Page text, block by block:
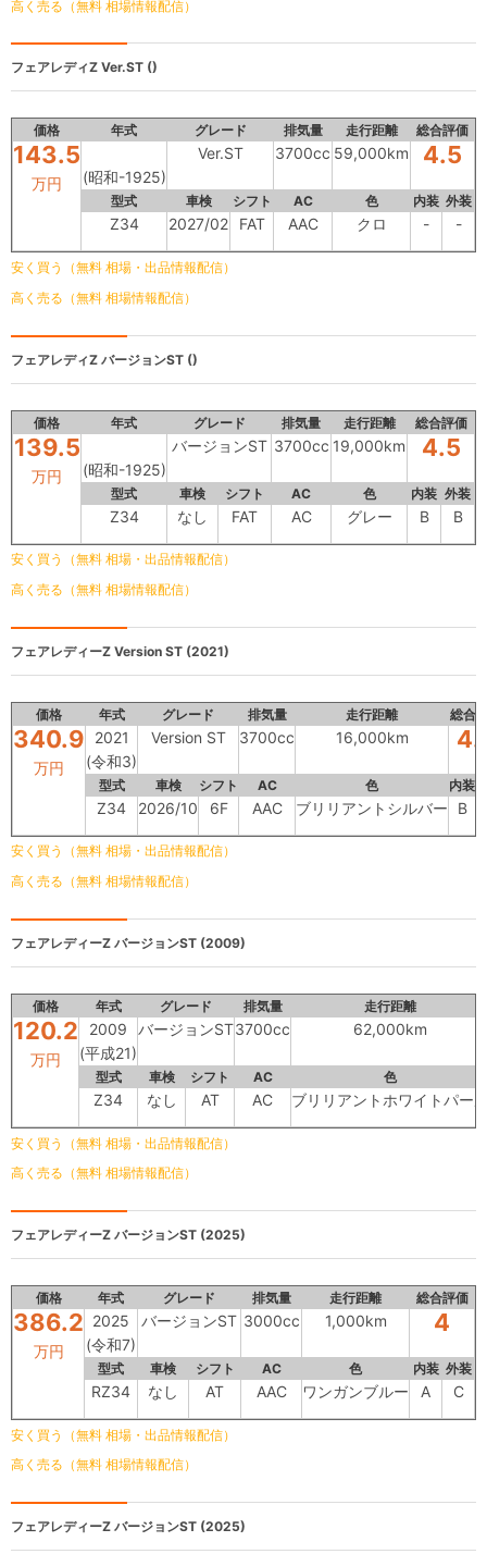
高く売る（無料 相場情報配信）
フェアレディZ Ver.ST ()
価格 年式 グレード 排気量 走行距離 総合評価
143.5
万円 (昭和-1925)
Ver.ST 3700cc 59,000km 4.5
型式 車検 シフト AC 色 内装 外装
Z34 2027/02 FAT AAC クロ - -
安く買う（無料 相場・出品情報配信）
高く売る（無料 相場情報配信）
フェアレディZ バージョンST ()
価格 年式 グレード 排気量 走行距離 総合評価
139.5
万円 (昭和-1925)
バージョンST 3700cc 19,000km 4.5
型式 車検 シフト AC 色 内装 外装
Z34 なし FAT AC グレー B B
安く買う（無料 相場・出品情報配信）
高く売る（無料 相場情報配信）
フェアレディーZ Version ST (2021)
価格 年式 グレード 排気量 走行距離 総合
340.9
万円
2021
(令和3)
Version ST 3700cc 16,000km
型式 車検 シフト AC 色 内装
Z34 2026/10 6F AAC ブリリアントシルバー B
安く買う（無料 相場・出品情報配信）
高く売る（無料 相場情報配信）
フェアレディーZ バージョンST (2009)
価格 年式 グレード 排気量 走行距離
120.2
万円
2009
(平成21)
バージョンST3700cc 62,000km
型式 車検 シフト AC 色
Z34 なし AT AC ブリリアントホワイトパー
安く買う（無料 相場・出品情報配信）
高く売る（無料 相場情報配信）
フェアレディーZ バージョンST (2025)
価格 年式 グレード 排気量 走行距離 総合評価
386.2
万円
2025
(令和7)
バージョンST 3000cc 1,000km 4
型式 車検 シフト AC 色 内装 外装
RZ34 なし AT AAC ワンガンブルー A C
安く買う（無料 相場・出品情報配信）
高く売る（無料 相場情報配信）
フェアレディーZ バージョンST (2025)